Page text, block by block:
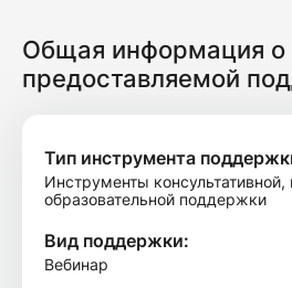
Общая информация о
предоставляемой
Тип инструмента
Инструменты консультативной,
образовательной поддержки
Вид поддержки:
Вебинар